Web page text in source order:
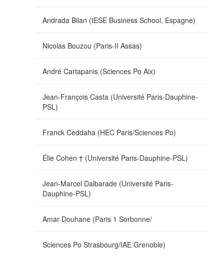
Andrada Bilan (IESE Business School, Espagne)
Nicolas Bouzou (Paris-II Assas)
André Cartapanis (Sciences Po Aix)
Jean-François Casta (Université Paris-Dauphine-
PSL)
Franck Ceddaha (HEC Paris/Sciences Po)
Élie Cohen † (Université Paris-Dauphine-PSL)
Jean-Marcel Dalbarade (Université Paris-
Dauphine-PSL)
Amar Douhane (Paris 1 Sorbonne/
Sciences Po Strasbourg/IAE Grenoble)